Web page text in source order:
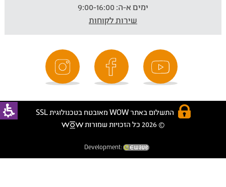
ימים א-ה:
שירות לקוחות
התשלום באתר WOW מאובטח בטכנולוגית SSL
© 2026 כל הזכויות שמורות
Development: